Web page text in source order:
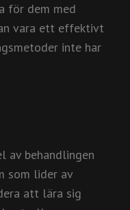
för dem med
vara ett effektivt
inte har
av behandlingen
som lider av
att lära sig